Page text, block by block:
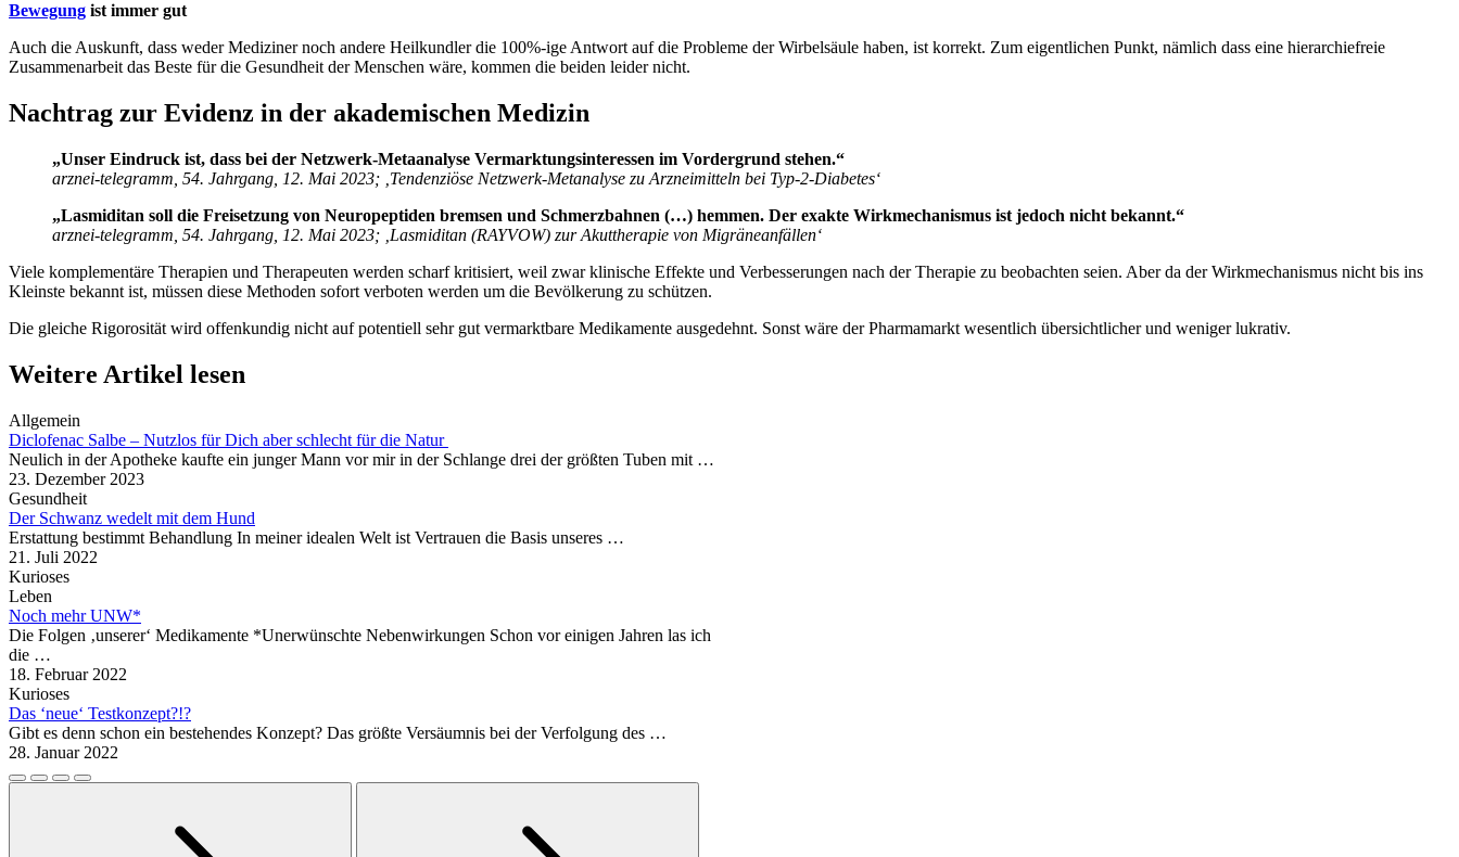
Bewegung ist immer gut
Auch die Auskunft, dass weder Mediziner noch andere Heilkundler die 100%-ige Antwort auf die Probleme der Wirbelsäule haben, ist korrekt. Zum eigentlichen Punkt, nämlich dass eine hierarchiefreie
Zusammenarbeit das Beste für die Gesundheit der Menschen wäre, kommen die beiden leider nicht.
Nachtrag zur Evidenz in der akademischen Medizin
„Unser Eindruck ist, dass bei der Netzwerk-Metaanalyse Vermarktungsinteressen im Vordergrund stehen.“
arznei-telegramm, 54. Jahrgang, 12. Mai 2023; ‚Tendenziöse Netzwerk-Metanalyse zu Arzneimitteln bei Typ-2-Diabetes‘
„Lasmiditan soll die Freisetzung von Neuropeptiden bremsen und Schmerzbahnen (…) hemmen. Der exakte Wirkmechanismus ist jedoch nicht bekannt.“
arznei-telegramm, 54. Jahrgang, 12. Mai 2023; ‚Lasmiditan (RAYVOW) zur Akuttherapie von Migräneanfällen‘
Viele komplementäre Therapien und Therapeuten werden scharf kritisiert, weil zwar klinische Effekte und Verbesserungen nach der Therapie zu beobachten seien. Aber da der Wirkmechanismus nicht bis ins
Kleinste bekannt ist, müssen diese Methoden sofort verboten werden um die Bevölkerung zu schützen.
Die gleiche Rigorosität wird offenkundig nicht auf potentiell sehr gut vermarktbare Medikamente ausgedehnt. Sonst wäre der Pharmamarkt wesentlich übersichtlicher und weniger lukrativ.
Weitere Artikel lesen
Allgemein
Diclofenac Salbe – Nutzlos für Dich aber schlecht für die Natur
Neulich in der Apotheke kaufte ein junger Mann vor mir in der Schlange drei der größten Tuben mit …
23. Dezember 2023
Gesundheit
Der Schwanz wedelt mit dem Hund
Erstattung bestimmt Behandlung In meiner idealen Welt ist Vertrauen die Basis unseres …
21. Juli 2022
Kurioses
Leben
Noch mehr UNW*
Die Folgen ‚unserer‘ Medikamente *Unerwünschte Nebenwirkungen Schon vor einigen Jahren las ich
die …
18. Februar 2022
Kurioses
Das ‘neue‘ Testkonzept?!?
Gibt es denn schon ein bestehendes Konzept? Das größte Versäumnis bei der Verfolgung des …
28. Januar 2022